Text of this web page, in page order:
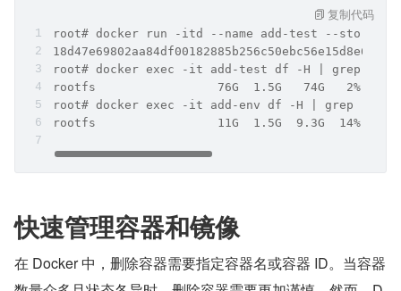
root# docker run -itd --name add-test --storage-
root# docker exec -it add-test df -H | grep
rootfs                 76G  1.5G   74G   2% /
root# docker exec -it add-env df -H | grep
rootfs                 11G  1.5G  9.3G  14% /
复制代码
快速管理容器和镜像
在 Docker 中，删除容器需要指定容器名或容器 ID。当容器